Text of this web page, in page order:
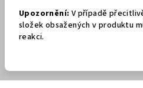
Upozornění: V případě
složek obsažených v produktu
reakci.